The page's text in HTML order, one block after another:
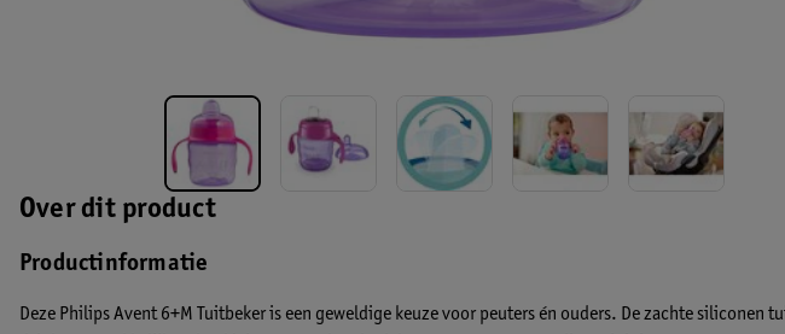
Over dit product
Productinformatie
Deze Philips Avent 6+M Tuitbeker is een geweldige keuze voor peuters én ouders. De zachte siliconen